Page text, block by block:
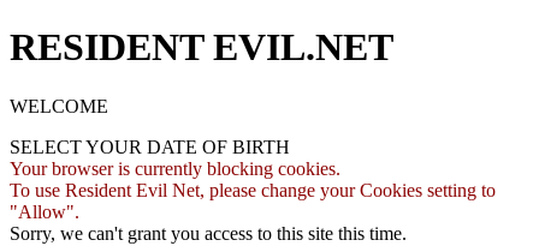
RESIDENT EVIL.NET
WELCOME
SELECT YOUR DATE OF BIRTH
Your browser is currently blocking cookies.
To use Resident Evil Net, please change your Cookies setting to
"Allow".
Sorry, we can't grant you access to this site this time.